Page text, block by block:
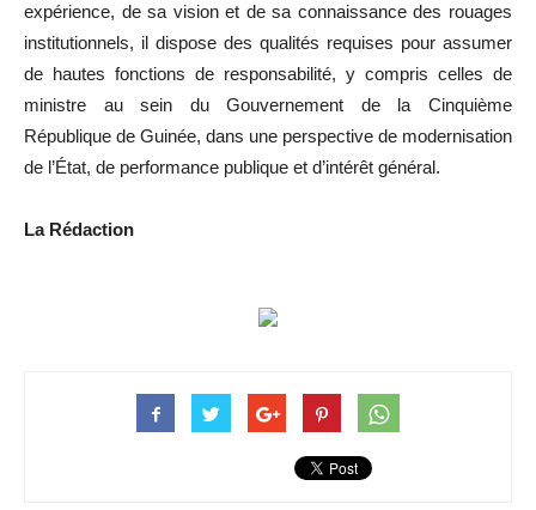
expérience, de sa vision et de sa connaissance des rouages
institutionnels, il dispose des qualités requises pour assumer
de hautes fonctions de responsabilité, y compris celles de
ministre au sein du Gouvernement de la Cinquième
République de Guinée, dans une perspective de modernisation
de l’État, de performance publique et d’intérêt général.
La Rédaction